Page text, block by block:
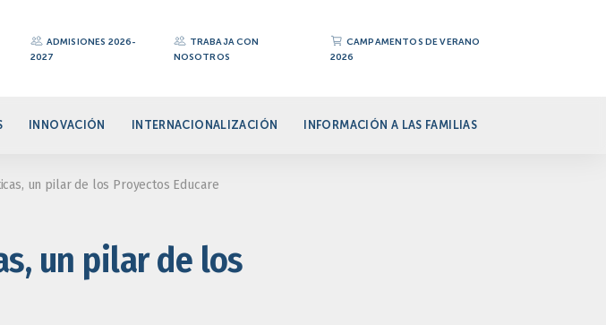
ADMISIONES 2026-
2027
TRABAJA CON
NOSOTROS
CAMPAMENTOS DE VERANO
2026
INNOVACIÓN INTERNACIONALIZACIÓN INFORMACIÓN A LAS FAMILIAS
un pilar de los Proyectos Educare
un pilar de los